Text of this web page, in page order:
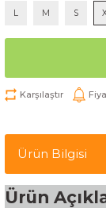
L M S
Karşılaştır
Ürün Bilgisi
Ürün